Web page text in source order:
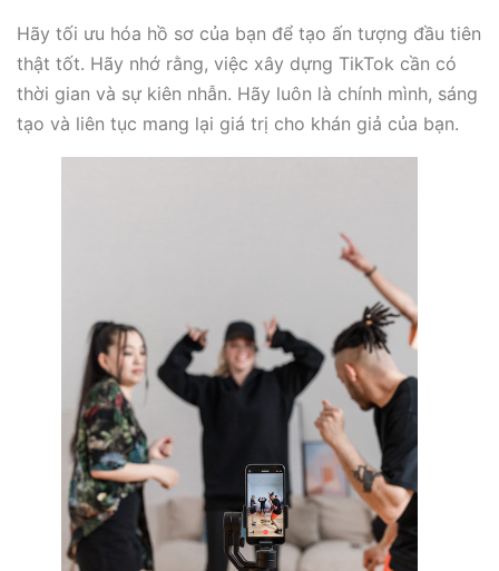
Hãy tối ưu hóa hồ sơ của bạn để tạo ấn tượng đầu tiên
thật tốt. Hãy nhớ rằng, việc xây dựng TikTok cần có
thời gian và sự kiên nhẫn. Hãy luôn là chính mình, sáng
tạo và liên tục mang lại giá trị cho khán giả của bạn.